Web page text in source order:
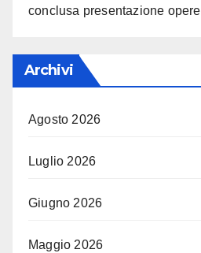
conclusa presentazione opere
Archivi
Agosto 2026
Luglio 2026
Giugno 2026
Maggio 2026